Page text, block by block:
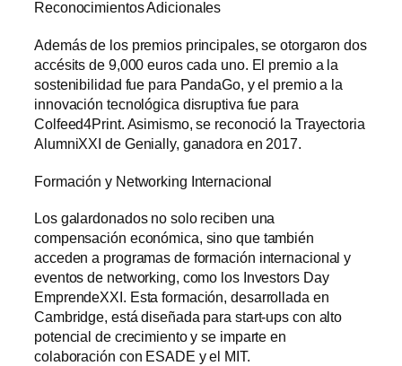
Reconocimientos Adicionales
Además de los premios principales, se otorgaron dos
accésits de 9,000 euros cada uno. El premio a la
sostenibilidad fue para PandaGo, y el premio a la
innovación tecnológica disruptiva fue para
Colfeed4Print. Asimismo, se reconoció la Trayectoria
AlumniXXI de Genially, ganadora en 2017.
Formación y Networking Internacional
Los galardonados no solo reciben una
compensación económica, sino que también
acceden a programas de formación internacional y
eventos de networking, como los Investors Day
EmprendeXXI. Esta formación, desarrollada en
Cambridge, está diseñada para start-ups con alto
potencial de crecimiento y se imparte en
colaboración con ESADE y el MIT.